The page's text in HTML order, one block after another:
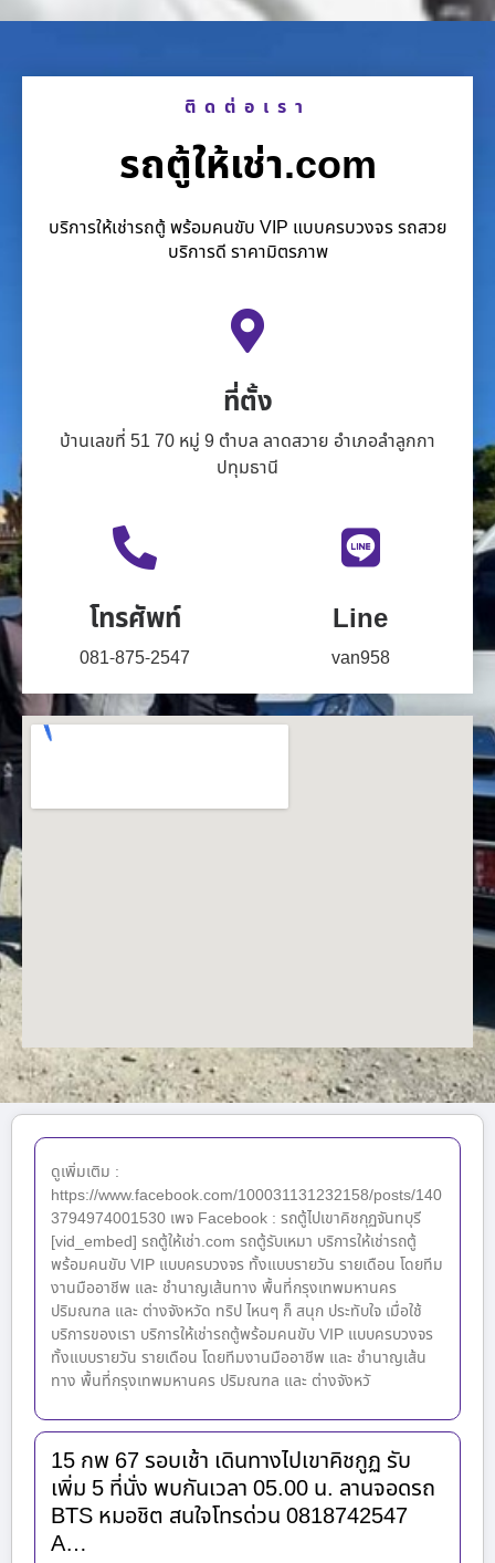
ติดต่อเรา
รถตู้ให้เช่า.com
บริการให้เช่ารถตู้ พร้อมคนขับ VIP แบบครบวงจร รถสวย
บริการดี ราคามิตรภาพ
ที่ตั้ง
บ้านเลขที่ 51 70 หมู่ 9 ตำบล ลาดสวาย อำเภอลำลูกกา
ปทุมธานี
โทรศัพท์
081-875-2547
Line
van958
ดูเพิ่มเติม :
https://www.facebook.com/100031131232158/posts/140
3794974001530 เพจ Facebook : รถตู้ไปเขาคิชกุฏจันทบุรี
[vid_embed] รถตู้ให้เช่า.com รถตู้รับเหมา บริการให้เช่ารถตู้
พร้อมคนขับ VIP แบบครบวงจร ทั้งแบบรายวัน รายเดือน โดยทีม
งานมืออาชีพ และ ชำนาญเส้นทาง พื้นที่กรุงเทพมหานคร
ปริมณฑล และ ต่างจังหวัด ทริป ไหนๆ ก็ สนุก ประทับใจ เมื่อใช้
บริการของเรา บริการให้เช่ารถตู้พร้อมคนขับ VIP แบบครบวงจร
ทั้งแบบรายวัน รายเดือน โดยทีมงานมืออาชีพ และ ชำนาญเส้น
ทาง พื้นที่กรุงเทพมหานคร ปริมณฑล และ ต่างจังหวั
15 กพ 67 รอบเช้า เดินทางไปเขาคิชกูฏ รับ
เพิ่ม 5 ที่นั่ง พบกันเวลา 05.00 น. ลานจอดรถ
BTS หมอชิต สนใจโทรด่วน 0818742547
A…